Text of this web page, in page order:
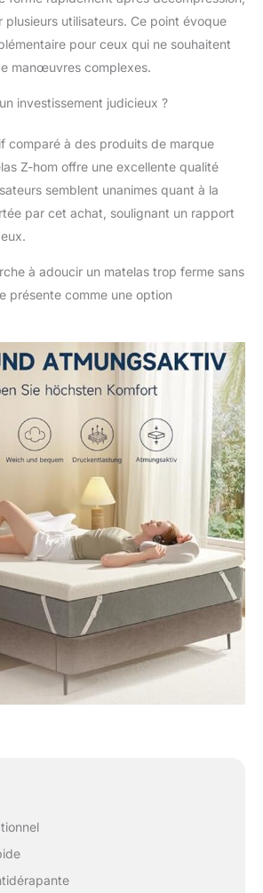
gel à l'intérieur absorbe
l'excès de chaleur
corporelle pour
maintenir votre corps à
confortable pendant
conception poreuse de
la mousse en fibres de
circulation de l'air,
évacue l'humidité et
environnement de
sommeil confortable.
surmatelas 160x200
cm est certifié Oeko-
Tex Standard 100 et
CertiPur-US, le tissu
est doux et agréable
pour la peau, et la
mousse est sûre et
inodore, ce qui vous
permet de vous sentir
plus à l'aise lorsque
vous l'utilisez, et de
dormir plus
sereinement. Service
après-vente fiable : Les
produits de la série de
matelas Z-hom offrent
une période d'essai de
30 nuits et un service
après-vente de 5 ans.
N'hésitez pas à
utilisateurs. Ce point évoque
pour ceux qui ne souhaitent
manœuvres complexes.
investissement judicieux ?
comparé à des produits de marque
Z-hom offre une excellente qualité
semblent unanimes quant à la
par cet achat, soulignant un rapport
à adoucir un matelas trop ferme sans
présente comme une option